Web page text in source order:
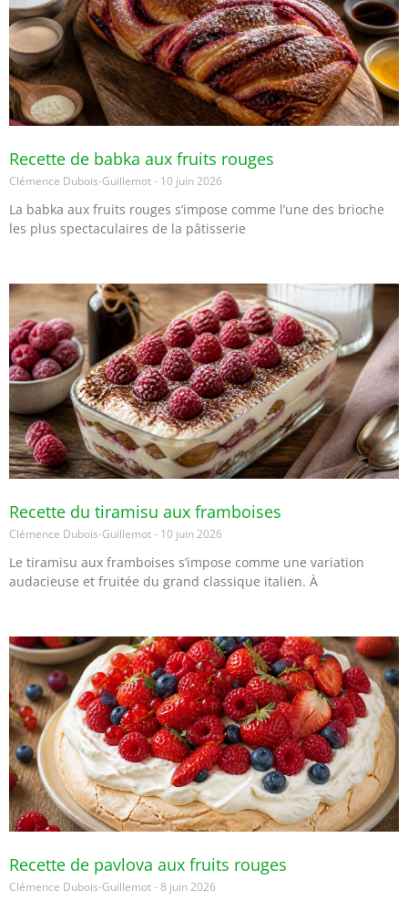
Recette de babka aux fruits rouges
Clémence Dubois-Guillemot 10 juin 2026
La babka aux fruits rouges s’impose comme l’une des brioche
les plus spectaculaires de la pâtisserie
Recette du tiramisu aux framboises
Clémence Dubois-Guillemot 10 juin 2026
Le tiramisu aux framboises s’impose comme une variation
audacieuse et fruitée du grand classique italien. À
Recette de pavlova aux fruits rouges
Clémence Dubois-Guillemot 8 juin 2026